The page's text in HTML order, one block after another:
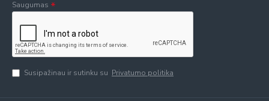
Saugumas
Susipažinau ir sutinku su Privatumo politika